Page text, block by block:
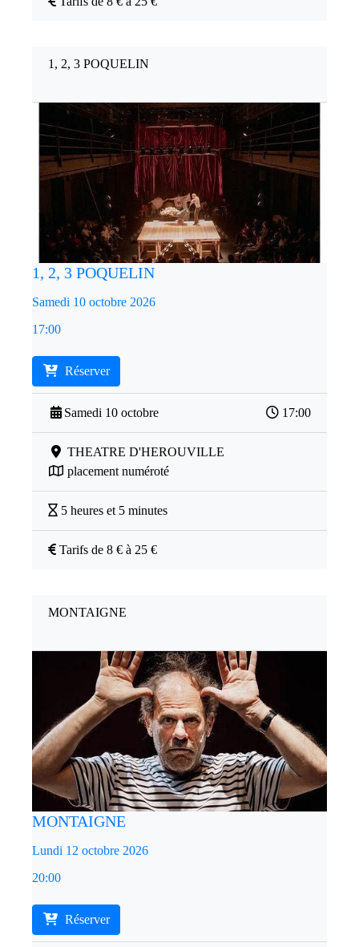
1, 2, 3 POQUELIN
1, 2, 3 POQUELIN
Samedi 10 octobre 2026
17:00
Réserver
Samedi 10 octobre 17:00
THEATRE D'HEROUVILLE
placement numéroté
5 heures et 5 minutes
Tarifs de 8 € à 25 €
MONTAIGNE
MONTAIGNE
Lundi 12 octobre 2026
20:00
Réserver